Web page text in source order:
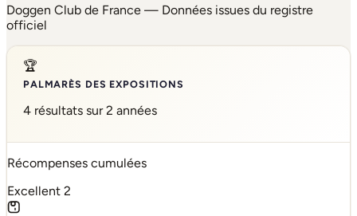
Doggen Club de France — Données issues du registre
officiel
🏆
PALMARÈS DES EXPOSITIONS
4 résultats sur 2 années
Récompenses cumulées
Excellent 2